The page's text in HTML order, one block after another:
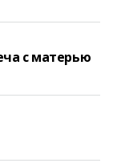
с матерью